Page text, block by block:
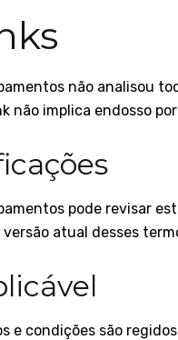
não analisou
não implica endosso
pode revisar
atual desses
e condições são